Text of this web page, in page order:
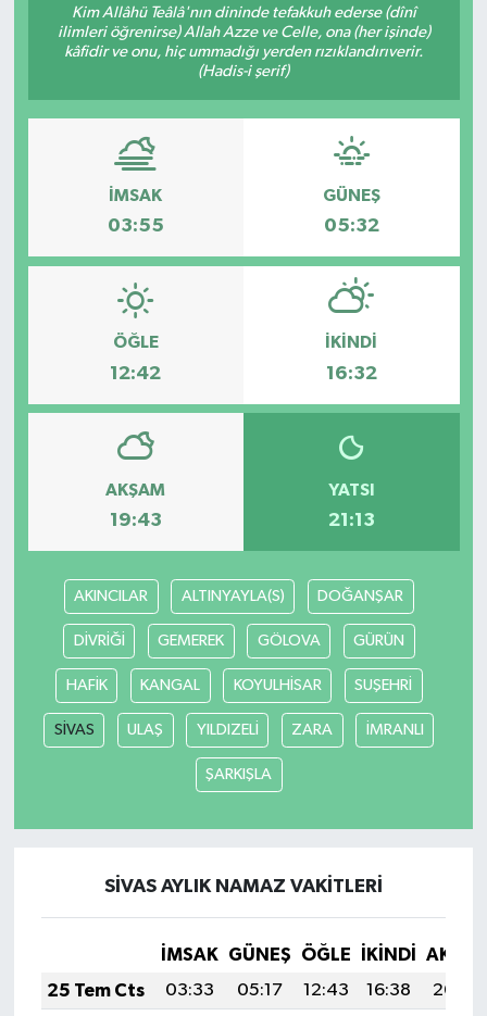
Kim Allâhü Teâlâ'nın dininde tefakkuh ederse (dînî
ilimleri öğrenirse) Allah Azze ve Celle, ona (her işinde)
kâfidir ve onu, hiç ummadığı yerden rızıklandırıverir.
(Hadis-i şerif)
İMSAK
03:55
GÜNEŞ
05:32
ÖĞLE
12:42
İKINDI
16:32
AKŞAM
19:43
YATSI
21:13
AKINCILAR ALTINYAYLA(S) DOĞANŞAR
DİVRİĞİ GEMEREK GÖLOVA GÜRÜN
HAFİK KANGAL KOYULHİSAR SUŞEHRİ
SİVAS ULAŞ YILDIZELİ ZARA İMRANLI
ŞARKIŞLA
SİVAS AYLIK NAMAZ VAKITLERI
İMSAK GÜNEŞ ÖĞLE İKINDI
25 Tem Cts
03:33 05:17 12:43 16:38
20:00